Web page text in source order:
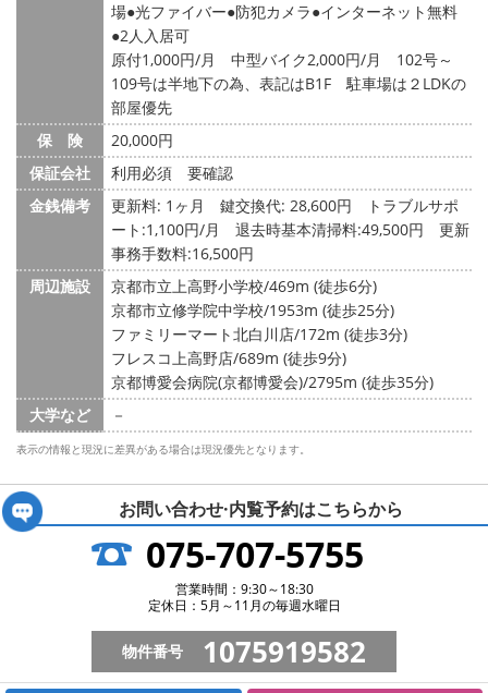
場 光ファイバー 防犯カメラ インターネット無料
2人入居可
原付1,000円/月 中型バイク2,000円/月 102号～
109号は半地下の為、表記はB1F 駐車場は２LDKの
部屋優先
保 険
20,000円
保証会社
利用必須 要確認
金銭備考
更新料: 1ヶ月 鍵交換代: 28,600円
トラブルサポ
ート:1,100円/月 退去時基本清掃料:49,500円 更新
事務手数料:16,500円
周辺施設
京都市立上高野小学校/469m (徒歩6分)
京都市立修学院中学校/1953m (徒歩25分)
ファミリーマート北白川店/172m (徒歩3分)
フレスコ上高野店/689m (徒歩9分)
京都博愛会病院(京都博愛会)/2795m (徒歩35分)
大学など
－
表示の情報と現況に差異がある場合は現況優先となります。
お問い合わせ·内覧予約はこちらから
075-707-5755
営業時間：9:30～18:30
定休日：5月～11月の毎週水曜日
物件番号 1075919582